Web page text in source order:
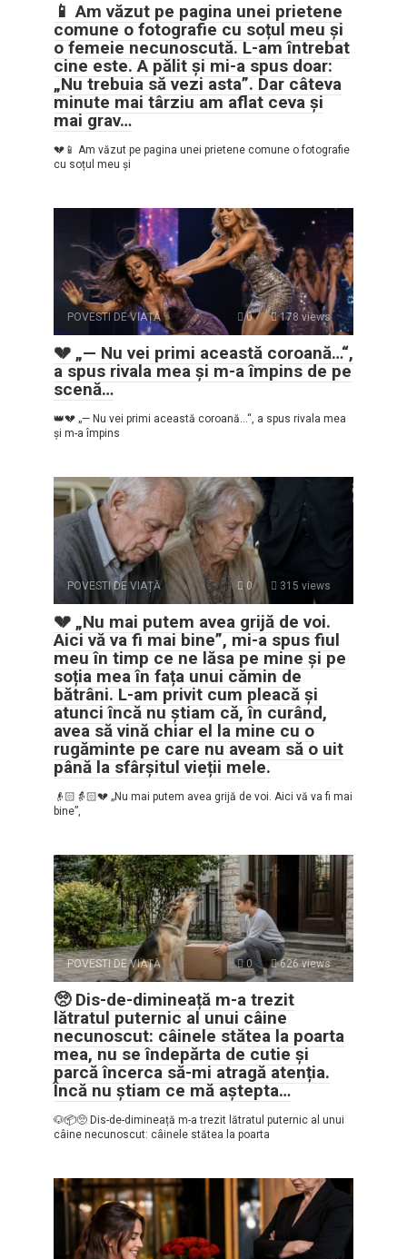
📱 Am văzut pe pagina unei prietene
comune o fotografie cu soțul meu și
o femeie necunoscută. L-am întrebat
cine este. A pălit și mi-a spus doar:
„Nu trebuia să vezi asta”. Dar câteva
minute mai târziu am aflat ceva și
mai grav…
💔📱 Am văzut pe pagina unei prietene comune o fotografie
cu soțul meu și
POVESTI DE VIAȚĂ 0 178 views
💔 „— Nu vei primi această coroană…“,
a spus rivala mea și m-a împins de pe
scenă…
👑💔 „— Nu vei primi această coroană…“, a spus rivala mea
și m-a împins
POVESTI DE VIAȚĂ 0 315 views
💔 „Nu mai putem avea grijă de voi.
Aici vă va fi mai bine”, mi-a spus fiul
meu în timp ce ne lăsa pe mine și pe
soția mea în fața unui cămin de
bătrâni. L-am privit cum pleacă și
atunci încă nu știam că, în curând,
avea să vină chiar el la mine cu o
rugăminte pe care nu aveam să o uit
până la sfârșitul vieții mele.
👴🏻👵🏻💔 „Nu mai putem avea grijă de voi. Aici vă va fi mai
bine”,
POVESTI DE VIAȚĂ 0 626 views
🥺 Dis-de-dimineață m-a trezit
lătratul puternic al unui câine
necunoscut: câinele stătea la poarta
mea, nu se îndepărta de cutie și
parcă încerca să-mi atragă atenția.
Încă nu știam ce mă aștepta…
🐶📦🥺 Dis-de-dimineață m-a trezit lătratul puternic al unui
câine necunoscut: câinele stătea la poarta